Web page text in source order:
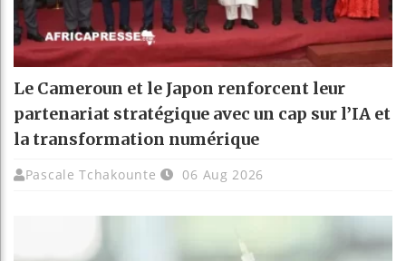
Le Cameroun et le Japon renforcent leur
partenariat stratégique avec un cap sur l’IA et
la transformation numérique
Pascale Tchakounte 06 Aug 2026